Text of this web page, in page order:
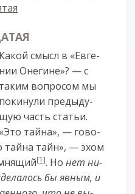
Ка­кой смысл в «Ев­ге­
нии Оне­ги­не»? — с
та­ким во­про­сом мы
по­ки­ну­ли пре­ды­ду­
щую часть статьи.
«Это тай­на», — го­во­
тай­на тайн», — эхом
[1]. Нонет ни­
бы яв­ным, и